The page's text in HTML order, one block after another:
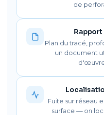
de
Plan du tracé,
un document
Fuite sur réseau
surface — on